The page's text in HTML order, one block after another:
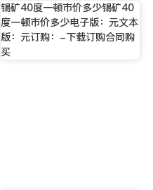
锡矿40度一顿市价多少锡矿40
度一顿市价多少电子版：元文本
版：元订购：-下载订购合同购
买